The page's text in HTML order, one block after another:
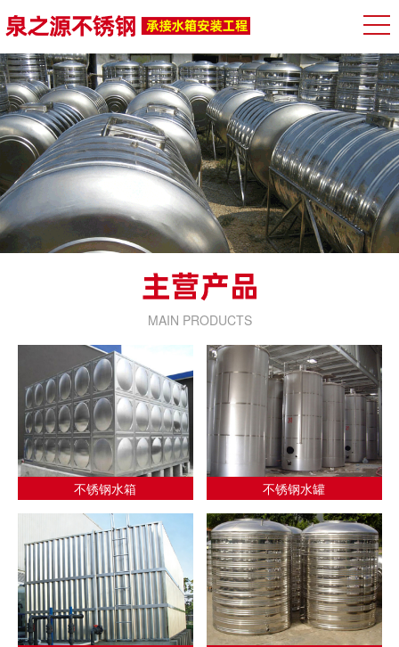
MAIN PRODUCTS
不锈钢水箱 不锈钢水罐